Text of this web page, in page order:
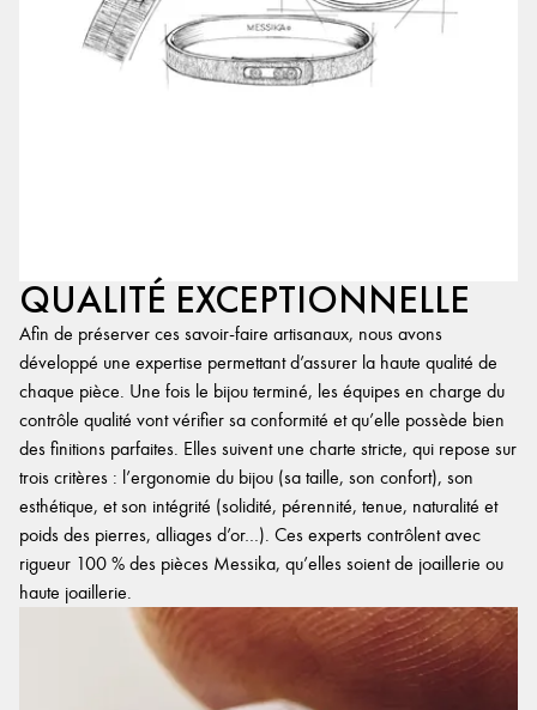
QUALITÉ EXCEPTIONNELLE
Afin de préserver ces savoir-faire artisanaux, nous avons
développé une expertise permettant d’assurer la haute qualité de
chaque pièce. Une fois le bijou terminé, les équipes en charge du
contrôle qualité vont vérifier sa conformité et qu’elle possède bien
des finitions parfaites. Elles suivent une charte stricte, qui repose sur
trois critères : l’ergonomie du bijou (sa taille, son confort), son
esthétique, et son intégrité (solidité, pérennité, tenue, naturalité et
poids des pierres, alliages d’or…). Ces experts contrôlent avec
rigueur 100 % des pièces Messika, qu’elles soient de joaillerie ou
haute joaillerie.